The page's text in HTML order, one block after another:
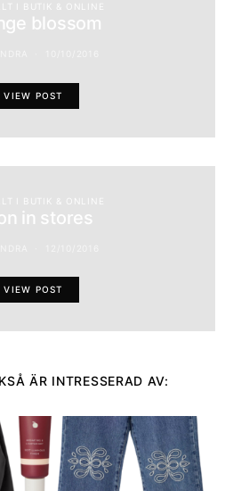
I BUTIK & ONLINE
blossom
VIEW POST
I BUTIK & ONLINE
in stores
VIEW POST
ÄR INTRESSERAD AV: